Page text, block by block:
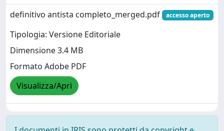
definitivo antista completo_merged.pdf
accesso aperto
Tipologia: Versione Editoriale
Dimensione 3.4 MB
Formato Adobe PDF
Visualizza/Apri